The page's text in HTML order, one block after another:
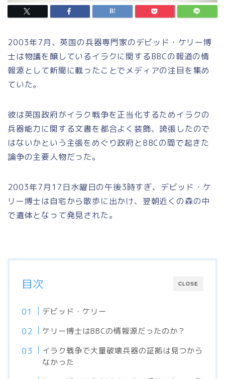
2003年7月、英国の兵器専門家のデビッド・ケリー博
士は物議を醸しているイラクに関するBBCの報道の情
報源として新聞に載ったことでメディアの注目を集め
ていた。
彼は英国政府がイラク戦争を正当化するためイラクの
兵器能力に関する文書を都合よく装飾、誇張したので
はないかという主張をめぐり政府とBBCの間で起きた
論争の主要人物だった。
2003年7月17日水曜日の午後3時すぎ、デビッド・ケ
リー博士は自宅から散歩に出かけ、翌朝近くの森の中
で遺体となって発見された。
CLOSE
目次
デビッド・ケリー
ケリー博士はBBCの情報源だったのか？
イラク戦争で大量破壊兵器の証拠は見つから
なかった